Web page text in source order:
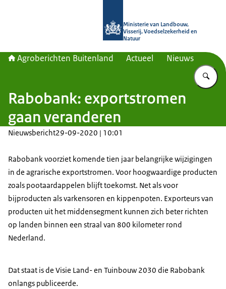
Ministerie van Landbouw,
Visserij, Voedselzekerheid en
Natuur
Agroberichten Buitenland Actueel Nieuws
Rabobank: exportstromen
gaan veranderen
Nieuwsbericht29-09-2020 | 10:01
Rabobank voorziet komende tien jaar belangrijke wijzigingen
in de agrarische exportstromen. Voor hoogwaardige producten
zoals pootaardappelen blijft toekomst. Net als voor
bijproducten als varkensoren en kippenpoten. Exporteurs van
producten uit het middensegment kunnen zich beter richten
op landen binnen een straal van 800 kilometer rond
Nederland.
Dat staat is de Visie Land- en Tuinbouw 2030 die Rabobank
onlangs publiceerde.